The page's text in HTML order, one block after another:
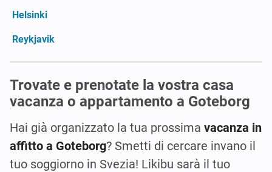
Helsinki
Reykjavik
Trovate e prenotate la vostra casa
vacanza o appartamento a Goteborg
Hai già organizzato la tua prossima vacanza in
affitto a Goteborg? Smetti di cercare invano il
tuo soggiorno in Svezia! Likibu sarà il tuo